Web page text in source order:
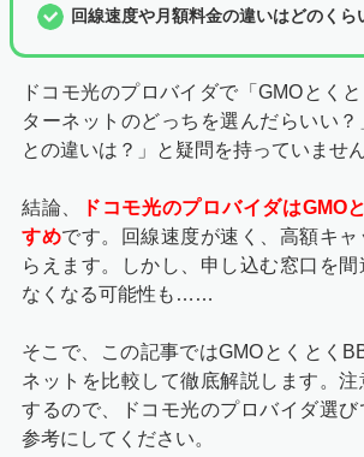
回線速度や月額料金の違いはどのくら
ドコモ光のプロバイダで「GMOとく
ターネットのどっちを選んだらいい
との違いは？」と疑問を持っていませ
結論、
ドコモ光のプロバイダはGMO
すめです。回線速度が速く、高額キャ
らえます。しかし、申し込む窓口を
なくなる可能性も……
そこで、この記事ではGMOとくとく
ネットを比較して徹底解説します。注
するので、ドコモ光のプロバイダ選び
参考にしてください。